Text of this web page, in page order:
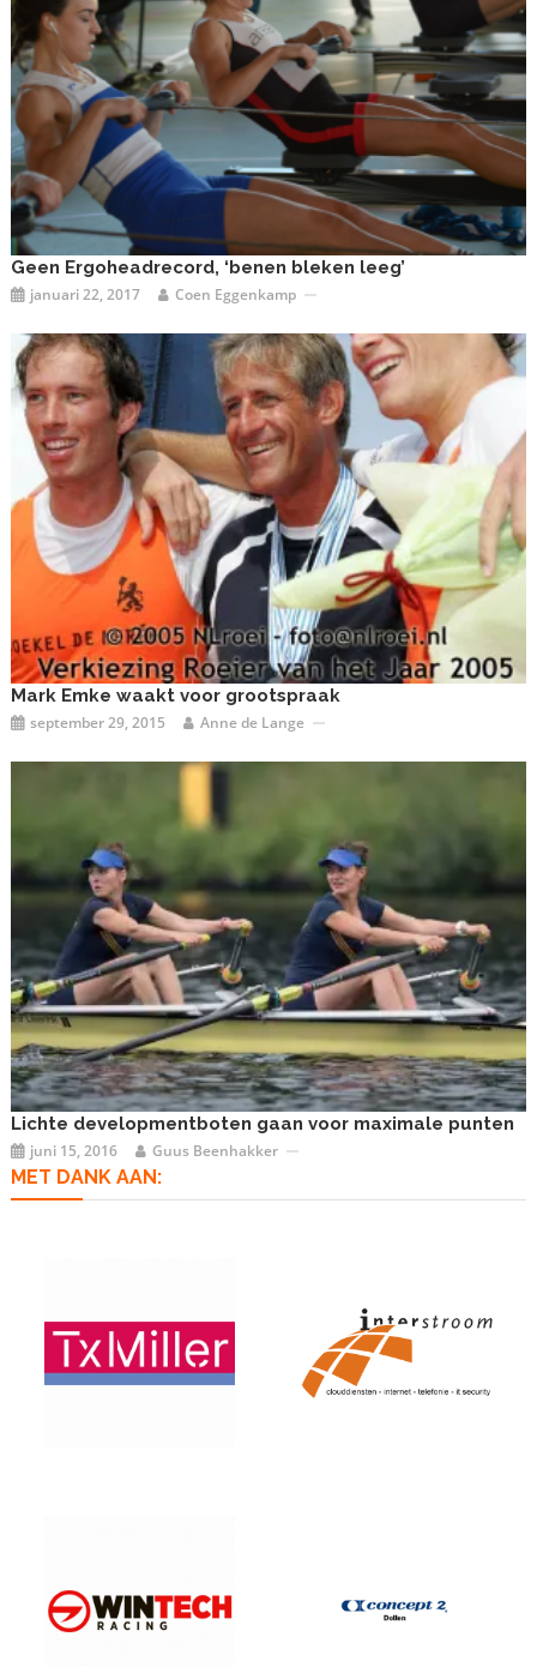
Geen Ergoheadrecord, ‘benen bleken leeg’
januari 22, 2017 Coen Eggenkamp
Mark Emke waakt voor grootspraak
september 29, 2015 Anne de Lange
Lichte developmentboten gaan voor maximale punten
juni 15, 2016 Guus Beenhakker
MET DANK AAN: